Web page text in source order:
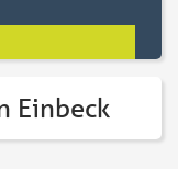
Einbeck